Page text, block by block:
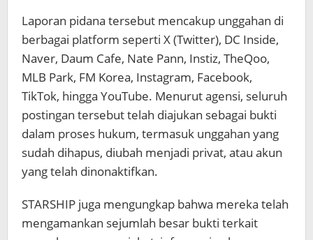
Laporan pidana tersebut mencakup unggahan di
berbagai platform seperti X (Twitter), DC Inside,
Naver, Daum Cafe, Nate Pann, Instiz, TheQoo,
MLB Park, FM Korea, Instagram, Facebook,
TikTok, hingga YouTube. Menurut agensi, seluruh
postingan tersebut telah diajukan sebagai bukti
dalam proses hukum, termasuk unggahan yang
sudah dihapus, diubah menjadi privat, atau akun
yang telah dinonaktifkan.
STARSHIP juga mengungkap bahwa mereka telah
mengamankan sejumlah besar bukti terkait